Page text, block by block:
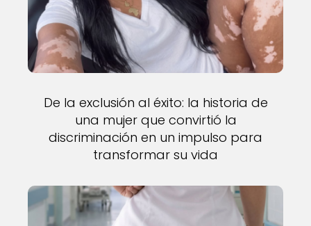
De la exclusión al éxito: la historia de
una mujer que convirtió la
discriminación en un impulso para
transformar su vida